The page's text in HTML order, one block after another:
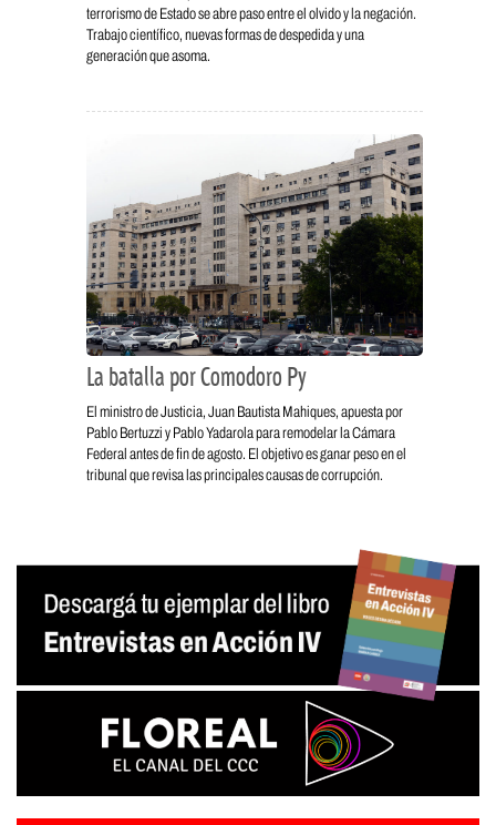
terrorismo de Estado se abre paso entre el olvido y la negación.
Trabajo científico, nuevas formas de despedida y una
generación que asoma.
La batalla por Comodoro Py
El ministro de Justicia, Juan Bautista Mahiques, apuesta por
Pablo Bertuzzi y Pablo Yadarola para remodelar la Cámara
Federal antes de fin de agosto. El objetivo es ganar peso en el
tribunal que revisa las principales causas de corrupción.